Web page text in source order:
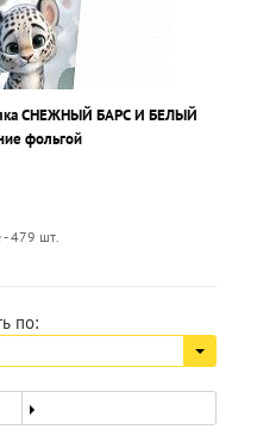
СНЕЖНЫЙ БАРС И БЕЛЫЙ
фольгой
- 479 шт.
по: